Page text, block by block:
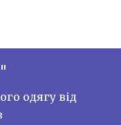
одягу від